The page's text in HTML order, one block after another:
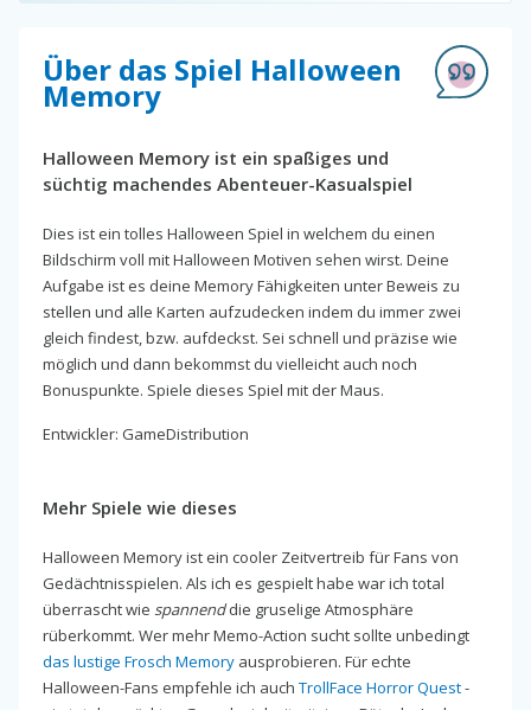
Über das Spiel Halloween
Memory
Halloween Memory ist ein spaßiges und
süchtig machendes Abenteuer-Kasualspiel
Dies ist ein tolles Halloween Spiel in welchem du einen
Bildschirm voll mit Halloween Motiven sehen wirst. Deine
Aufgabe ist es deine Memory Fähigkeiten unter Beweis zu
stellen und alle Karten aufzudecken indem du immer zwei
gleich findest, bzw. aufdeckst. Sei schnell und präzise wie
möglich und dann bekommst du vielleicht auch noch
Bonuspunkte. Spiele dieses Spiel mit der Maus.
Entwickler: GameDistribution
Mehr Spiele wie dieses
Halloween Memory ist ein cooler Zeitvertreib für Fans von
Gedächtnisspielen. Als ich es gespielt habe war ich total
überrascht wie spannenddie gruselige Atmosphäre
rüberkommt. Wer mehr Memo-Action sucht sollte unbedingt
das lustige Frosch Memory ausprobieren. Für echte
Halloween-Fans empfehle ich auch TrollFace Horror Quest-